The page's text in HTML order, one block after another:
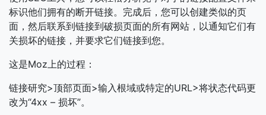
标识他们拥有的断开链接。完成后，您可以创建类似的页
面，然后联系到链接到破损页面的所有网站，以通知它们有
关损坏的链接，并要求它们链接到您。
这是Moz上的过程：
链接研究>顶部页面>输入根域或特定的URL>将状态代码更
改为“4xx – 损坏”。